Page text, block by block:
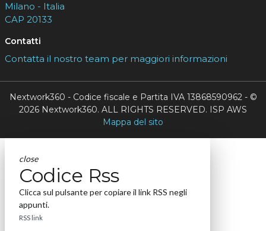
Milano - Italia
CAP 20133
Contatti
Contatta il nostro team per maggiori informazioni
Nextwork360 - Codice fiscale e Partita IVA 13868590962 - ©
2026 Nextwork360. ALL RIGHTS RESERVED. ISP AWS
Mappa del sito
close
Codice Rss
Clicca sul pulsante per copiare il link RSS negli
appunti.
RSS link